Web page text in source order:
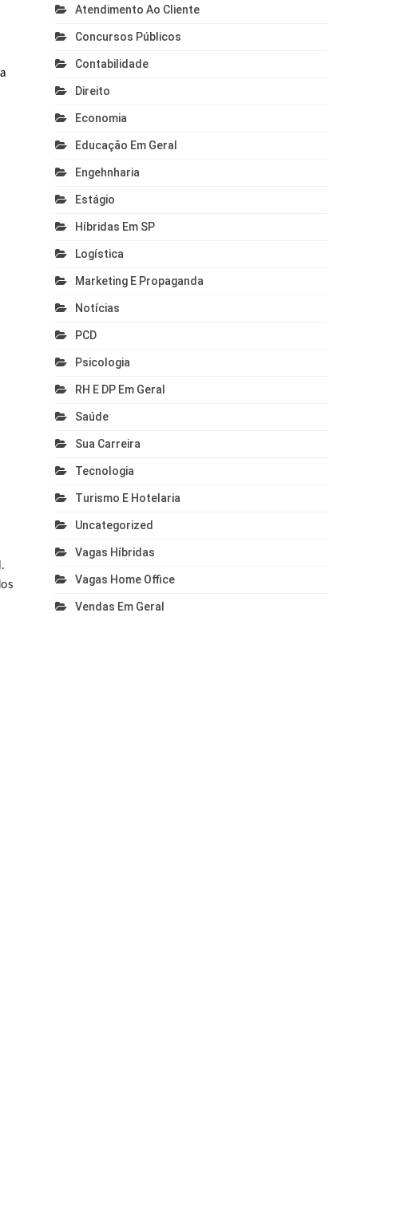
Atendimento Ao Cliente
Concursos Públicos
Contabilidade
Direito
Economia
Educação Em Geral
Engehnharia
Estágio
Híbridas Em SP
Logística
Marketing E Propaganda
Notícias
PCD
Psicologia
RH E DP Em Geral
Saúde
Sua Carreira
Tecnologia
Turismo E Hotelaria
Uncategorized
Vagas Híbridas
Vagas Home Office
Vendas Em Geral